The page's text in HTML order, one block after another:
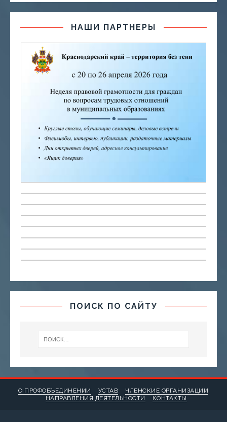
НАШИ ПАРТНЕРЫ
ПОИСК ПО САЙТУ
О ПРОФОБЪЕДИНЕНИИ УСТАВ
ЧЛЕНСКИЕ ОРГАНИЗАЦИИ
НАПРАВЛЕНИЯ ДЕЯТЕЛЬНОСТИ
КОНТАКТЫ